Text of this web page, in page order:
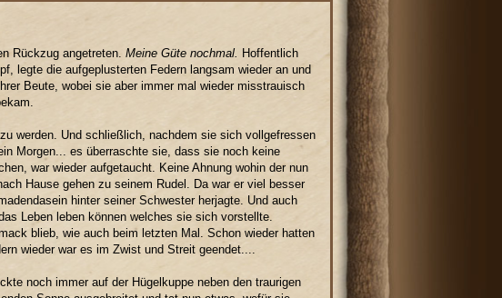
Rückzug angetreten. Meine Güte nochmal. Hoffentlich
legte die aufgeplusterten Federn langsam wieder an und
Beute, wobei sie aber immer mal wieder misstrauisch
werden. Und schließlich, nachdem sie sich vollgefressen
Morgen... es überraschte sie, dass sie noch keine
war wieder aufgetaucht. Keine Ahnung wohin der nun
Hause gehen zu seinem Rudel. Da war er viel besser
hinter seiner Schwester herjagte. Und auch
Leben leben können welches sie sich vorstellte.
blieb, wie auch beim letzten Mal. Schon wieder hatten
wieder war es im Zwist und Streit geendet....
noch immer auf der Hügelkuppe neben den traurigen